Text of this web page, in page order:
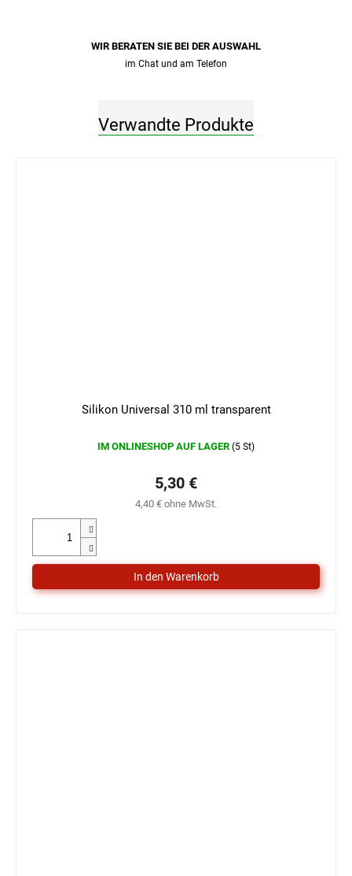
WIR BERATEN SIE BEI ​​DER AUSWAHL
im Chat und am Telefon
Verwandte Produkte
Silikon Universal 310 ml transparent
IM ONLINESHOP AUF LAGER (5 St)
4,40 € ohne MwSt.
5,30 €